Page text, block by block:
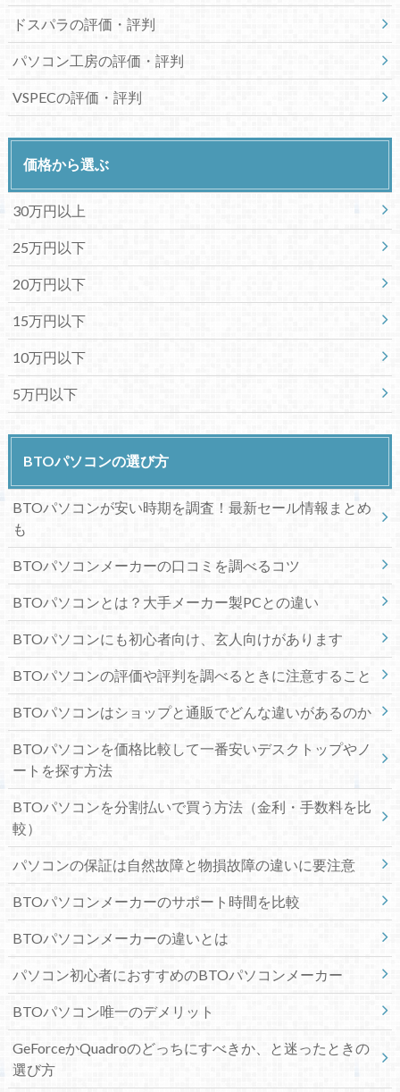
ドスパラの評価・評判
パソコン工房の評価・評判
VSPECの評価・評判
価格から選ぶ
30万円以上
25万円以下
20万円以下
15万円以下
10万円以下
5万円以下
BTOパソコンの選び方
BTOパソコンが安い時期を調査！最新セール情報まとめ
も
BTOパソコンメーカーの口コミを調べるコツ
BTOパソコンとは？大手メーカー製PCとの違い
BTOパソコンにも初心者向け、玄人向けがあります
BTOパソコンの評価や評判を調べるときに注意すること
BTOパソコンはショップと通販でどんな違いがあるのか
BTOパソコンを価格比較して一番安いデスクトップやノ
ートを探す方法
BTOパソコンを分割払いで買う方法（金利・手数料を比
較）
パソコンの保証は自然故障と物損故障の違いに要注意
BTOパソコンメーカーのサポート時間を比較
BTOパソコンメーカーの違いとは
パソコン初心者におすすめのBTOパソコンメーカー
BTOパソコン唯一のデメリット
GeForceかQuadroのどっちにすべきか、と迷ったときの
選び方